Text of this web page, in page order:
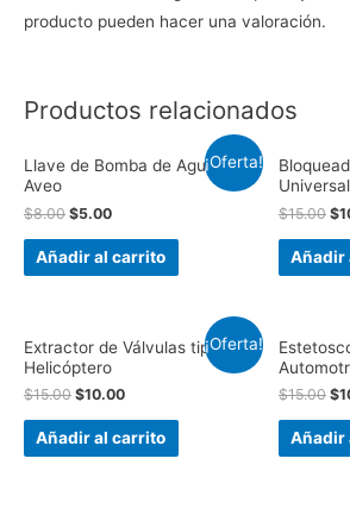
cantidad
producto pueden hacer una valoración.
Productos relacionados
¡Oferta!
Llave de Bomba de Agua de
Aveo
$8.00 $5.00
Añadir al carrito
Universal
$15.00 $
Añadir
¡Oferta!
Extractor de Válvulas tipo
Helicóptero
$15.00 $10.00
Añadir al carrito
$15.00 $
Añadir